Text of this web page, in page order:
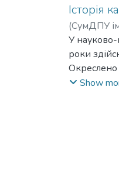
Історія
(СумДПУ
Pavlivna
У науково-
роки
Окреслено
кафедри.
Show